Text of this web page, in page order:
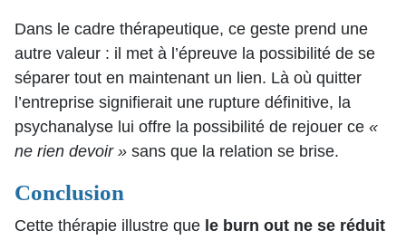
Dans le cadre thérapeutique, ce geste prend une
autre valeur : il met à l’épreuve la possibilité de se
séparer tout en maintenant un lien. Là où quitter
l’entreprise signifierait une rupture définitive, la
psychanalyse lui offre la possibilité de rejouer ce «
ne rien devoir » sans que la relation se brise.
Conclusion
Cette thérapie illustre que le burn out ne se réduit